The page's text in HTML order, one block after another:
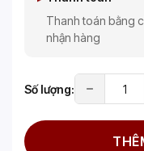
Thanh toán bằng
nhận hàng
Số lượng: